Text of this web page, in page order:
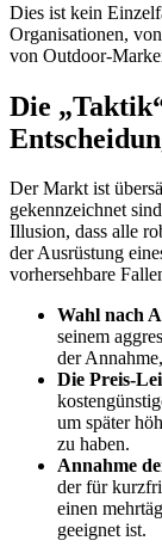
Dies ist kein
Organisationen,
von Outdoor-
Die
Der Markt ist
gekennzeichnet
Illusion, dass alle
der Ausrüstung
vorhersehbare
Wahl nach
seinem
der
Die Preis-
um später
zu haben.
Annahme
der für
einen
geeignet ist.